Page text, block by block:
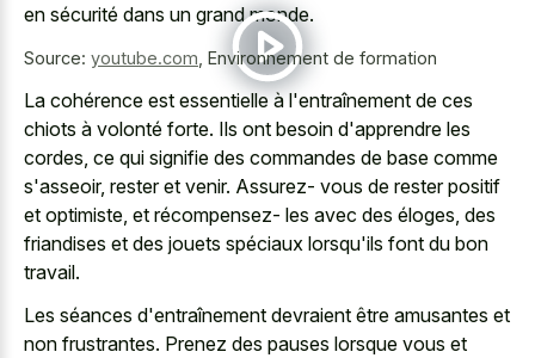
en sécurité dans un grand monde.
Source: youtube.com Environnement de formation
La cohérence est essentielle à l'entraînement de ces
chiots à volonté forte. Ils ont besoin d'apprendre les
cordes, ce qui signifie des commandes de base comme
s'asseoir, rester et venir. Assurez- vous de rester positif
et optimiste, et récompensez- les avec des éloges, des
friandises et des jouets spéciaux lorsqu'ils font du bon
travail.
Les séances d'entraînement devraient être amusantes et
non frustrantes. Prenez des pauses lorsque vous et